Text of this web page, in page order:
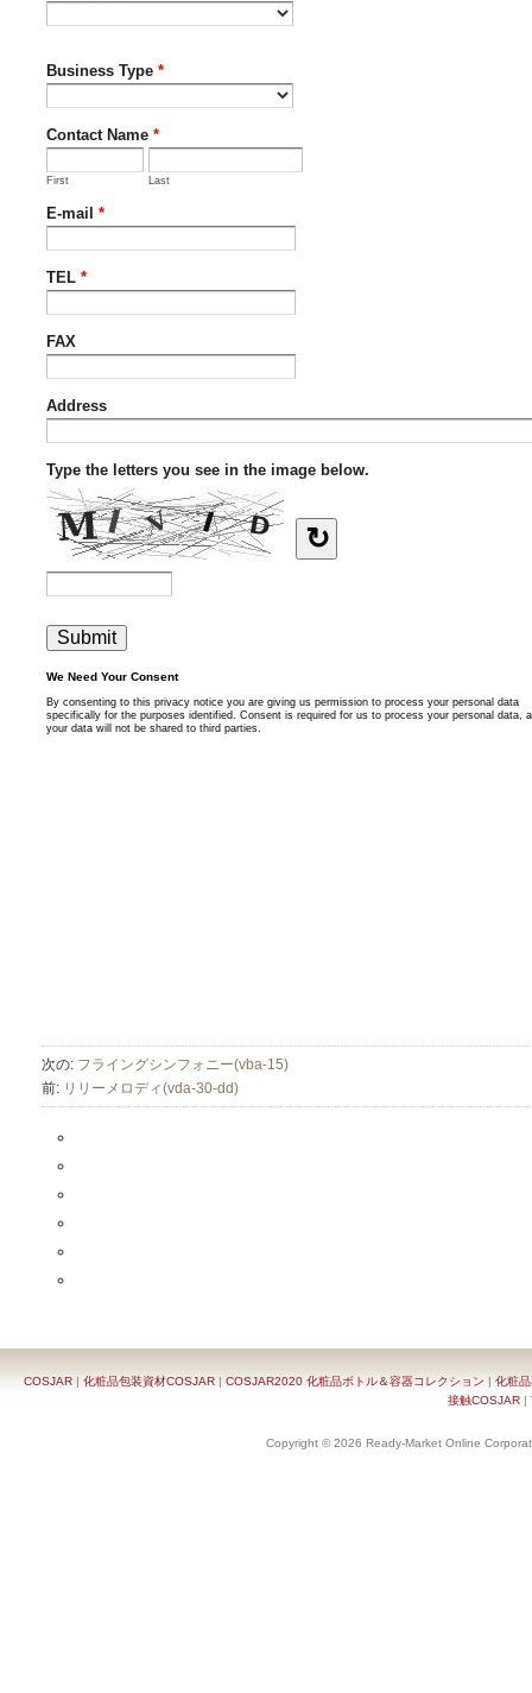
次の: フライングシンフォニー(vba-15)
前: リリーメロディ(vda-30-dd)
COSJAR | 化粧品包装資材COSJAR | COSJAR2020 化粧品ボトル＆容器コレクション | 化粧
接触COSJAR|
Copyright © 2026 Ready-Market Online